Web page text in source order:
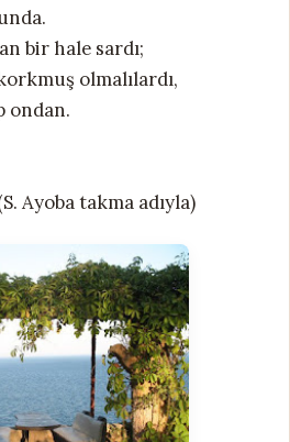
bir hale sardı;
olmalılardı,
ondan.
Ayoba takma adıyla)